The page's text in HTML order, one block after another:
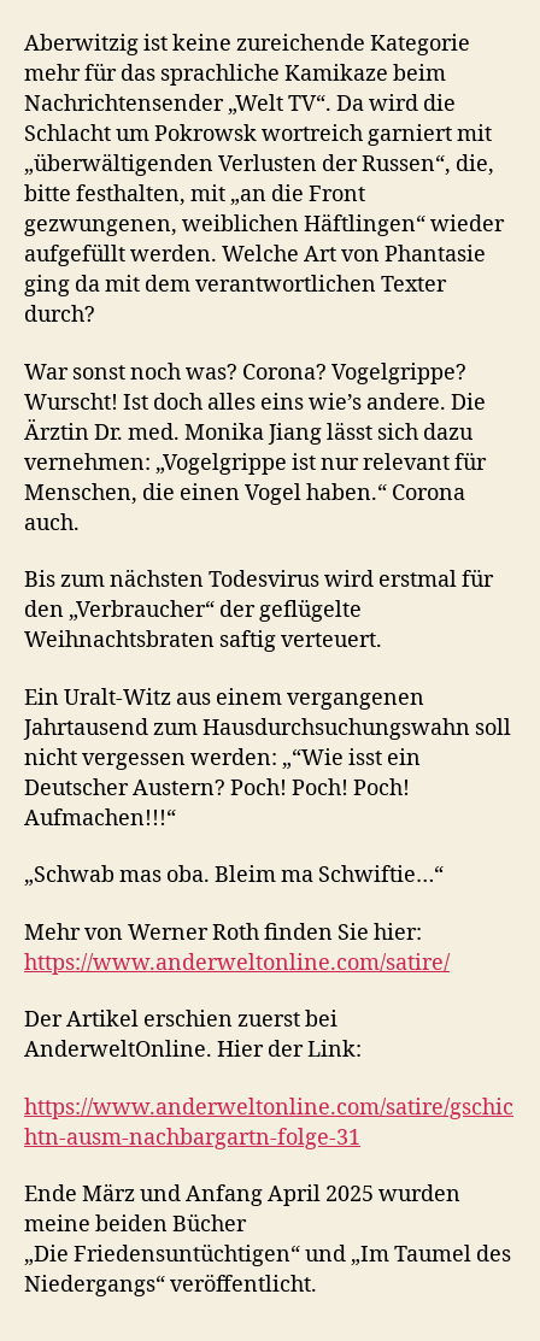
Aberwitzig ist keine zureichende Kategorie
mehr für das sprachliche Kamikaze beim
Nachrichtensender „Welt TV“. Da wird die
Schlacht um Pokrowsk wortreich garniert mit
„überwältigenden Verlusten der Russen“, die,
bitte festhalten, mit „an die Front
gezwungenen, weiblichen Häftlingen“ wieder
aufgefüllt werden. Welche Art von Phantasie
ging da mit dem verantwortlichen Texter
durch?
War sonst noch was? Corona? Vogelgrippe?
Wurscht! Ist doch alles eins wie’s andere. Die
Ärztin Dr. med. Monika Jiang lässt sich dazu
vernehmen: „Vogelgrippe ist nur relevant für
Menschen, die einen Vogel haben.“ Corona
auch.
Bis zum nächsten Todesvirus wird erstmal für
den „Verbraucher“ der geflügelte
Weihnachtsbraten saftig verteuert.
Ein Uralt-Witz aus einem vergangenen
Jahrtausend zum Hausdurchsuchungswahn soll
nicht vergessen werden: „“Wie isst ein
Deutscher Austern? Poch! Poch! Poch!
Aufmachen!!!“
„Schwab mas oba. Bleim ma Schwiftie…“
Mehr von Werner Roth finden Sie hier:
https://www.anderweltonline.com/satire/
Der Artikel erschien zuerst bei
AnderweltOnline. Hier der Link:
https://www.anderweltonline.com/satire/gschic
htn-ausm-nachbargartn-folge-31
Ende März und Anfang April 2025 wurden
meine beiden Bücher
„Die Friedensuntüchtigen“ und „Im Taumel des
Niedergangs“ veröffentlicht.